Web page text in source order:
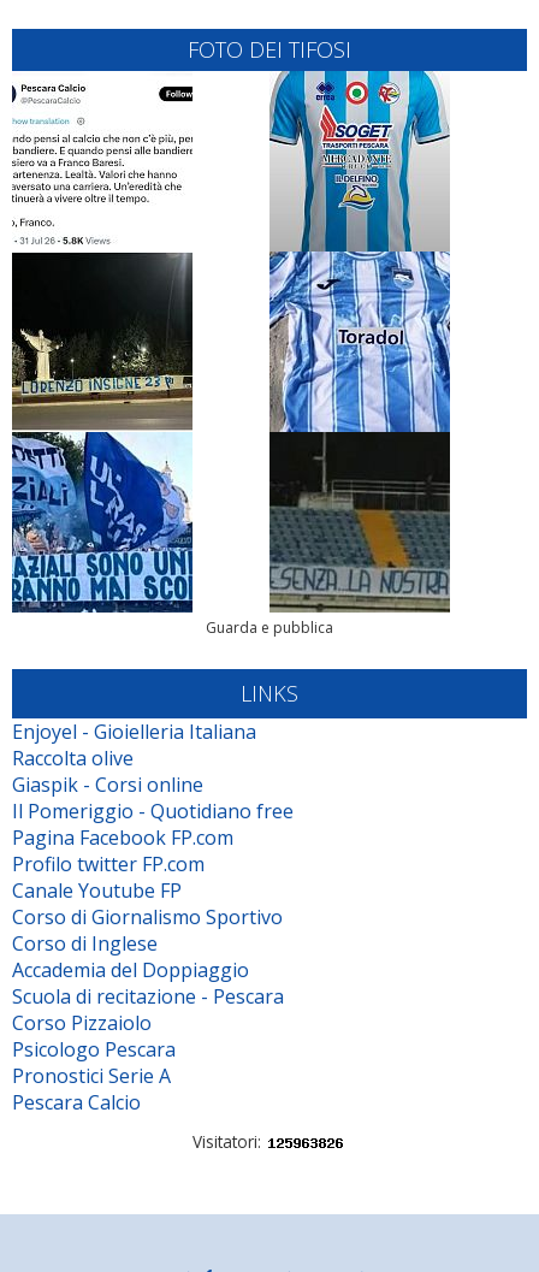
FOTO DEI TIFOSI
Guarda e pubblica
LINKS
Enjoyel - Gioielleria Italiana
Raccolta olive
Giaspik - Corsi online
Il Pomeriggio - Quotidiano free
Pagina Facebook FP.com
Profilo twitter FP.com
Canale Youtube FP
Corso di Giornalismo Sportivo
Corso di Inglese
Accademia del Doppiaggio
Scuola di recitazione - Pescara
Corso Pizzaiolo
Psicologo Pescara
Pronostici Serie A
Pescara Calcio
Visitatori: